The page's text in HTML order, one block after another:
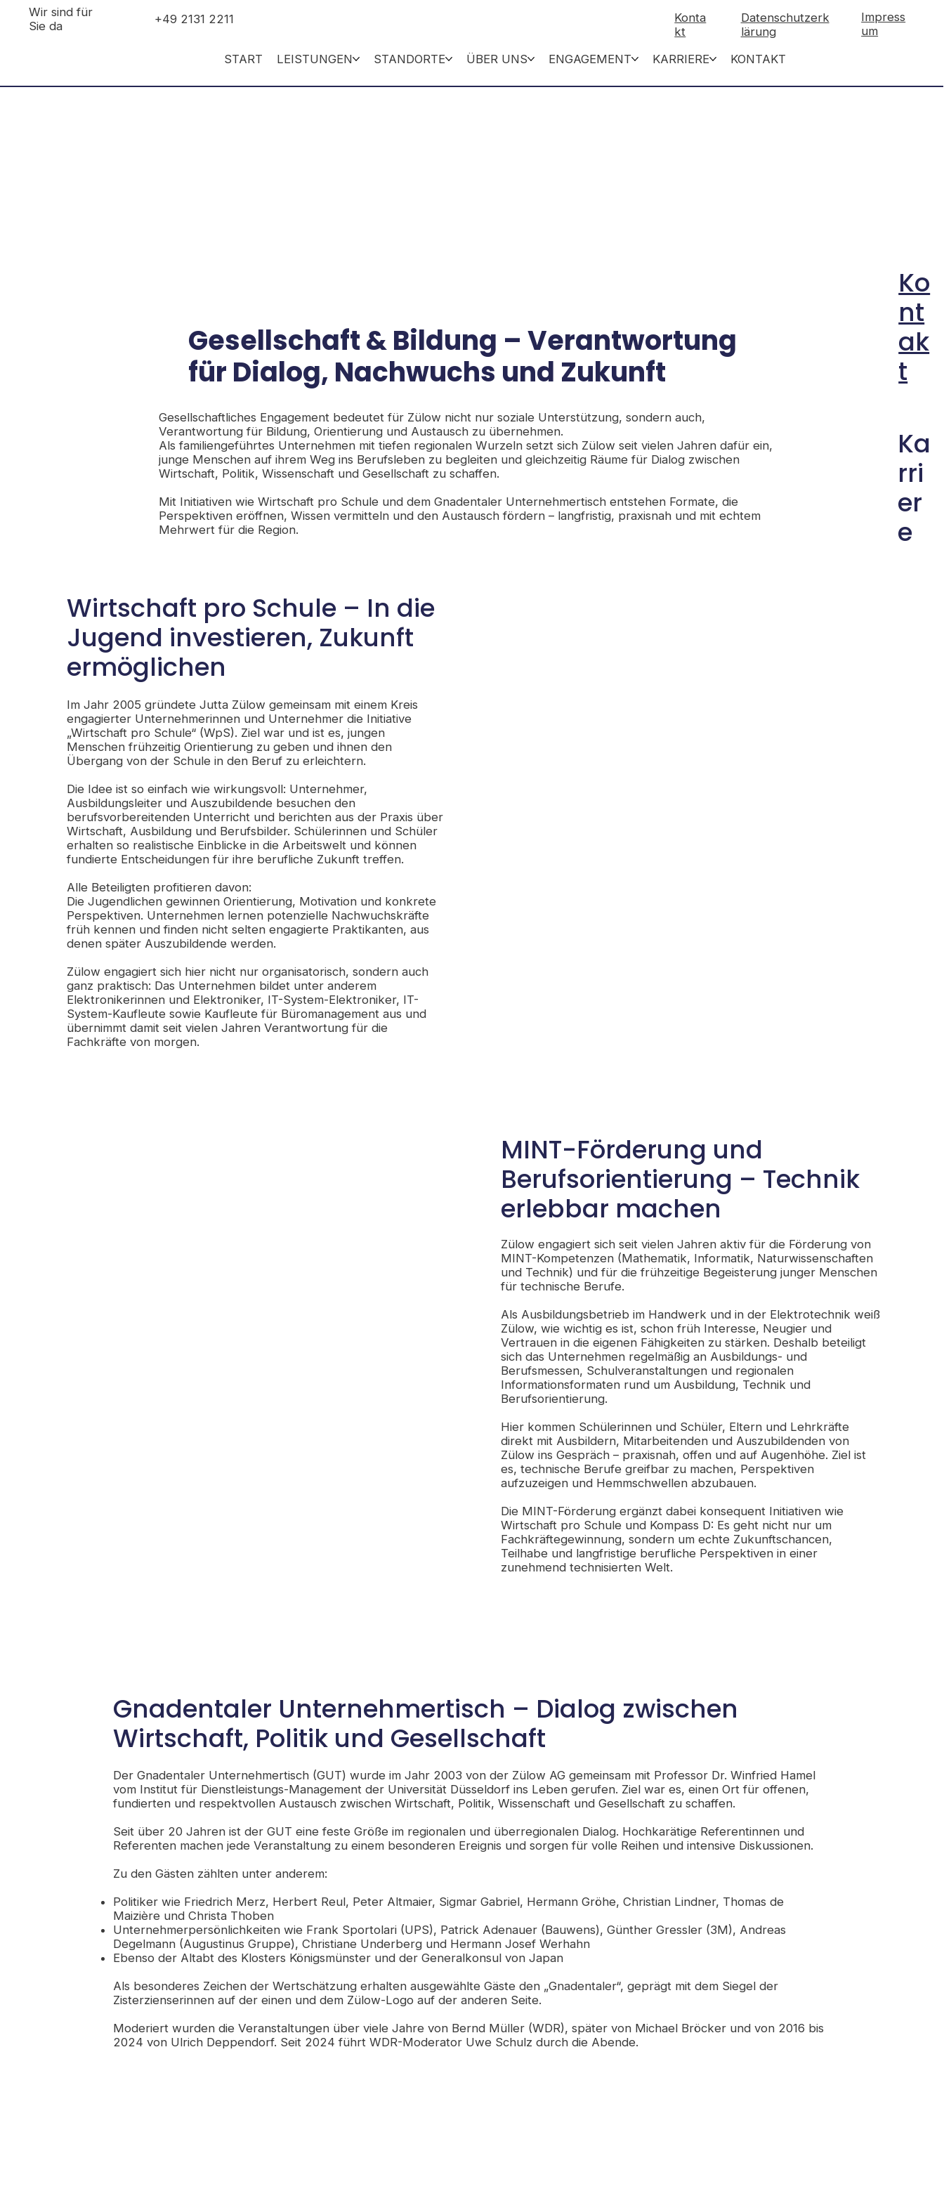
Wir sind für
Sie da
+49 2131 2211
Konta
kt
Datenschutzerk
lärung
Impress
um
START LEISTUNGEN STANDORTE ÜBER UNS ENGAGEMENT KARRIERE KONTAKT
Gesellschaft & Bildung – Verantwortung
für Dialog, Nachwuchs und Zukunft
Gesellschaftliches Engagement bedeutet für Zülow nicht nur soziale Unterstützung, sondern auch,
Verantwortung für Bildung, Orientierung und Austausch zu übernehmen.
Als familiengeführtes Unternehmen mit tiefen regionalen Wurzeln setzt sich Zülow seit vielen Jahren dafür ein,
junge Menschen auf ihrem Weg ins Berufsleben zu begleiten und gleichzeitig Räume für Dialog zwischen
Wirtschaft, Politik, Wissenschaft und Gesellschaft zu schaffen.
​Mit Initiativen wie Wirtschaft pro Schule und dem Gnadentaler Unternehmertisch entstehen Formate, die
Perspektiven eröffnen, Wissen vermitteln und den Austausch fördern – langfristig, praxisnah und mit echtem
Mehrwert für die Region.
Wirtschaft pro Schule – In die
Jugend investieren, Zukunft
ermöglichen
Im Jahr 2005 gründete Jutta Zülow gemeinsam mit einem Kreis
engagierter Unternehmerinnen und Unternehmer die Initiative
„Wirtschaft pro Schule“ (WpS). Ziel war und ist es, jungen
Menschen frühzeitig Orientierung zu geben und ihnen den
Übergang von der Schule in den Beruf zu erleichtern.
Die Idee ist so einfach wie wirkungsvoll: Unternehmer,
Ausbildungsleiter und Auszubildende besuchen den
berufsvorbereitenden Unterricht und berichten aus der Praxis über
Wirtschaft, Ausbildung und Berufsbilder. Schülerinnen und Schüler
erhalten so realistische Einblicke in die Arbeitswelt und können
fundierte Entscheidungen für ihre berufliche Zukunft treffen.
Alle Beteiligten profitieren davon:
Die Jugendlichen gewinnen Orientierung, Motivation und konkrete
Perspektiven. Unternehmen lernen potenzielle Nachwuchskräfte
früh kennen und finden nicht selten engagierte Praktikanten, aus
denen später Auszubildende werden.
Zülow engagiert sich hier nicht nur organisatorisch, sondern auch
ganz praktisch: Das Unternehmen bildet unter anderem
Elektronikerinnen und Elektroniker, IT-System-Elektroniker, IT-
System-Kaufleute sowie Kaufleute für Büromanagement aus und
übernimmt damit seit vielen Jahren Verantwortung für die
Fachkräfte von morgen.
MINT-Förderung und
Berufsorientierung – Technik
erlebbar machen
Zülow engagiert sich seit vielen Jahren aktiv für die Förderung von
MINT-Kompetenzen (Mathematik, Informatik, Naturwissenschaften
und Technik) und für die frühzeitige Begeisterung junger Menschen
für technische Berufe.
Als Ausbildungsbetrieb im Handwerk und in der Elektrotechnik weiß
Zülow, wie wichtig es ist, schon früh Interesse, Neugier und
Vertrauen in die eigenen Fähigkeiten zu stärken. Deshalb beteiligt
sich das Unternehmen regelmäßig an Ausbildungs- und
Berufsmessen, Schulveranstaltungen und regionalen
Informationsformaten rund um Ausbildung, Technik und
Berufsorientierung.
Hier kommen Schülerinnen und Schüler, Eltern und Lehrkräfte
direkt mit Ausbildern, Mitarbeitenden und Auszubildenden von
Zülow ins Gespräch – praxisnah, offen und auf Augenhöhe. Ziel ist
es, technische Berufe greifbar zu machen, Perspektiven
aufzuzeigen und Hemmschwellen abzubauen.
Die MINT-Förderung ergänzt dabei konsequent Initiativen wie
Wirtschaft pro Schule und Kompass D: Es geht nicht nur um
Fachkräftegewinnung, sondern um echte Zukunftschancen,
Teilhabe und langfristige berufliche Perspektiven in einer
zunehmend technisierten Welt.
Gnadentaler Unternehmertisch – Dialog zwischen
Wirtschaft, Politik und Gesellschaft
Der Gnadentaler Unternehmertisch (GUT) wurde im Jahr 2003 von der Zülow AG gemeinsam mit Professor Dr. Winfried Hamel
vom Institut für Dienstleistungs-Management der Universität Düsseldorf ins Leben gerufen. Ziel war es, einen Ort für offenen,
fundierten und respektvollen Austausch zwischen Wirtschaft, Politik, Wissenschaft und Gesellschaft zu schaffen.
Seit über 20 Jahren ist der GUT eine feste Größe im regionalen und überregionalen Dialog. Hochkarätige Referentinnen und
Referenten machen jede Veranstaltung zu einem besonderen Ereignis und sorgen für volle Reihen und intensive Diskussionen.
Zu den Gästen zählten unter anderem:
Politiker wie Friedrich Merz, Herbert Reul, Peter Altmaier, Sigmar Gabriel, Hermann Gröhe, Christian Lindner, Thomas de
Maizière und Christa Thoben
Unternehmerpersönlichkeiten wie Frank Sportolari (UPS), Patrick Adenauer (Bauwens), Günther Gressler (3M), Andreas
Degelmann (Augustinus Gruppe), Christiane Underberg und Hermann Josef Werhahn
Ebenso der Altabt des Klosters Königsmünster und der Generalkonsul von Japan
Als besonderes Zeichen der Wertschätzung erhalten ausgewählte Gäste den „Gnadentaler“, geprägt mit dem Siegel der
Zisterzienserinnen auf der einen und dem Zülow-Logo auf der anderen Seite.
Moderiert wurden die Veranstaltungen über viele Jahre von Bernd Müller (WDR), später von Michael Bröcker und von 2016 bis
2024 von Ulrich Deppendorf. Seit 2024 führt WDR-Moderator Uwe Schulz durch die Abende.
Ko
nt
ak
t
Ka
rri
er
e